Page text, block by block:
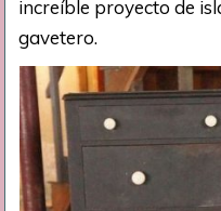
increíble proyecto de
gavetero.